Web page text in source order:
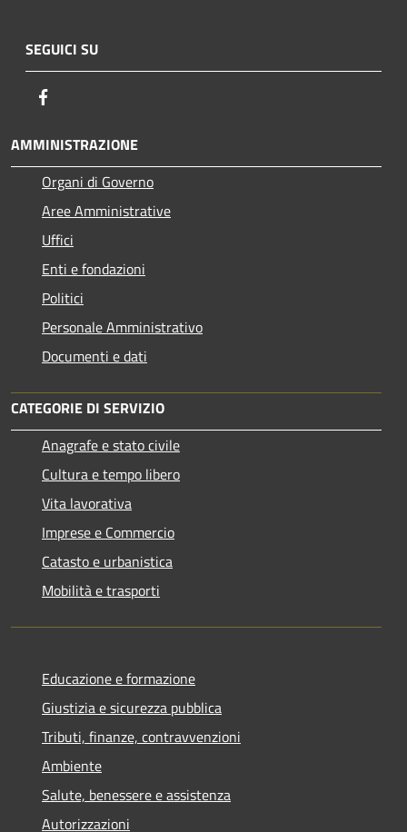
SEGUICI SU
AMMINISTRAZIONE
Organi di Governo
Aree Amministrative
Uffici
Enti e fondazioni
Politici
Personale Amministrativo
Documenti e dati
CATEGORIE DI SERVIZIO
Anagrafe e stato civile
Cultura e tempo libero
Vita lavorativa
Imprese e Commercio
Catasto e urbanistica
Mobilità e trasporti
Educazione e formazione
Giustizia e sicurezza pubblica
Tributi, finanze, contravvenzioni
Ambiente
Salute, benessere e assistenza
Autorizzazioni